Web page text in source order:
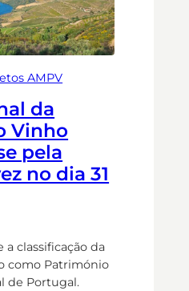
AMPV
da
Vinho
pela
no dia 31
a classificação da
como Património
de Portugal.